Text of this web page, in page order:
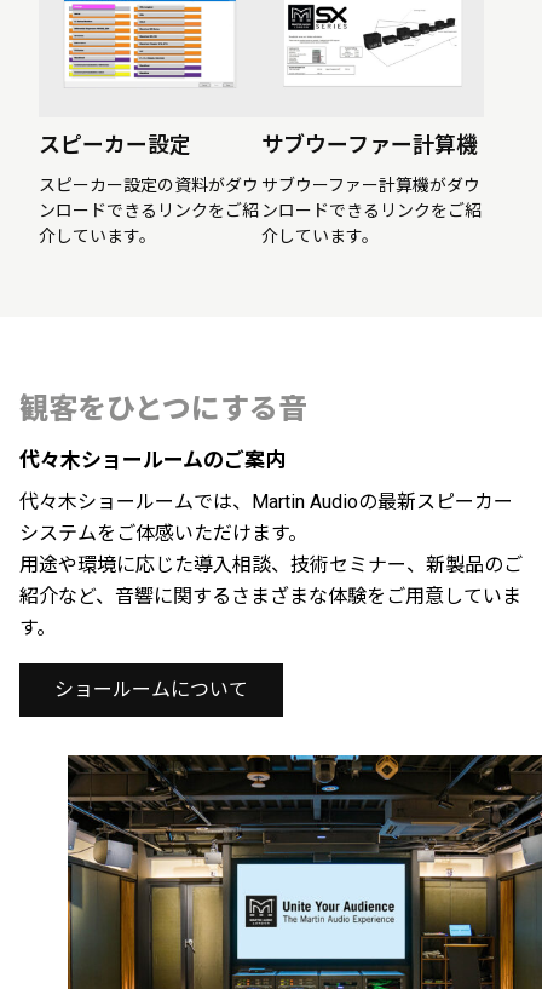
スピーカー設定
スピーカー設定の資料がダウ
ンロードできるリンクをご紹
介しています。
サブウーファー計算機
サブウーファー計算機がダウ
ンロードできるリンクをご紹
介しています。
観客をひとつにする音
代々木ショールームのご案内
代々木ショールームでは、Martin Audioの最新スピーカー
システムをご体感いただけます。
用途や環境に応じた導入相談、技術セミナー、新製品のご
紹介など、音響に関するさまざまな体験をご用意していま
す。
ショールームについて